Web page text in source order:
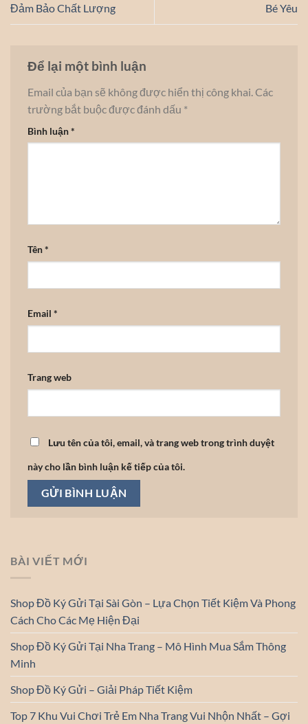
BÀI VIẾT MỚI
Shop Đồ Ký Gửi Tại Sài Gòn – Lựa Chọn Tiết Kiệm Và Phong
Cách Cho Các Mẹ Hiện Đại
Shop Đồ Ký Gửi Tại Nha Trang – Mô Hình Mua Sắm Thông
Minh
Shop Đồ Ký Gửi – Giải Pháp Tiết Kiệm
Top 7 Khu Vui Chơi Trẻ Em Nha Trang Vui Nhộn Nhất – Gợi
Đảm Bảo Chất Lượng
Bé Yêu
Để lại một bình luận
Email của bạn sẽ không được hiển thị công khai. Các
trường bắt buộc được đánh dấu *
Bình luận*
Tên*
Email *
Trang web
Lưu tên của tôi, email, và trang web trong trình duyệt
này cho lần bình luận kế tiếp của tôi.